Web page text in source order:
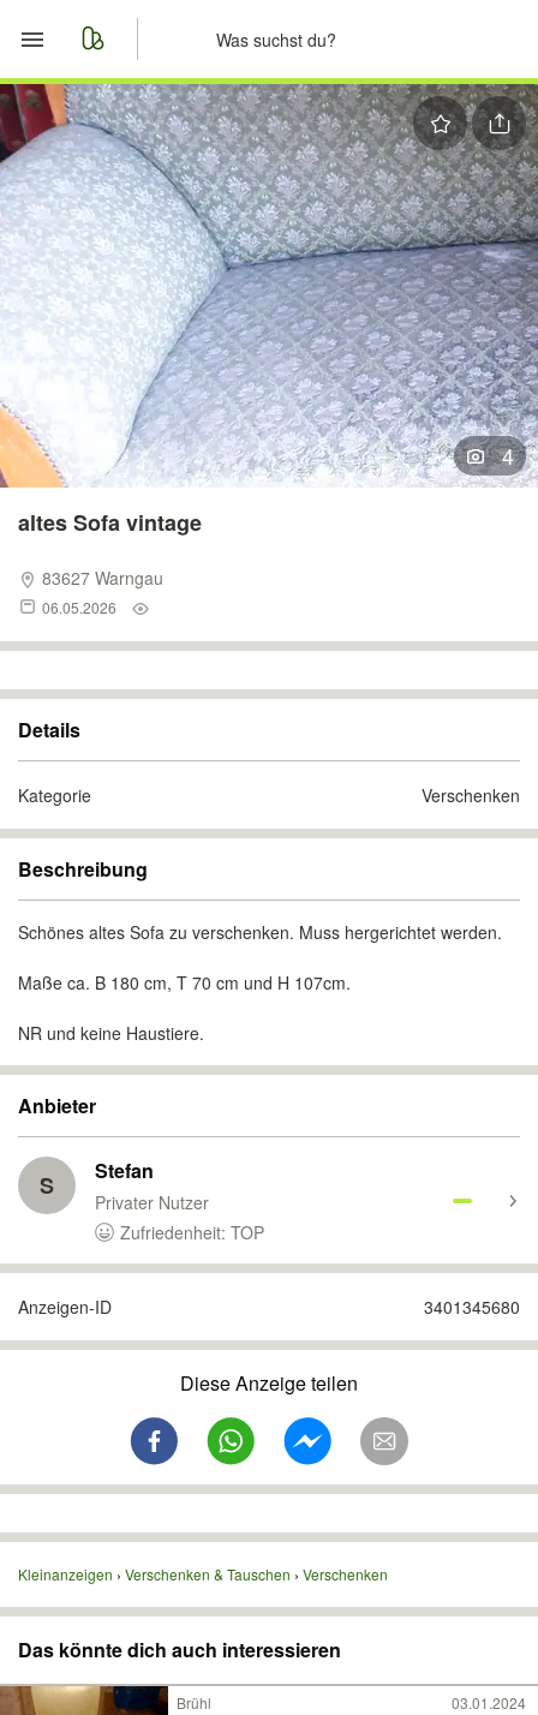
Start
Merkliste
Nachrichten
Anzeige aufgeben
4
altes Sofa vintage
83627 Warngau
06.05.2026
Details
Kategorie Verschenken
Beschreibung
Schönes altes Sofa zu verschenken. Muss hergerichtet werden.
Maße ca. B 180 cm, T 70 cm und H 107cm.
NR und keine Haustiere.
Anbieter
S Stefan
Privater Nutzer
Zufriedenheit: TOP
Anzeigen-ID 3401345680
Diese Anzeige teilen
Kleinanzeigen Verschenken & Tauschen Verschenken
Das könnte dich auch interessieren
Brühl 03.01.2024